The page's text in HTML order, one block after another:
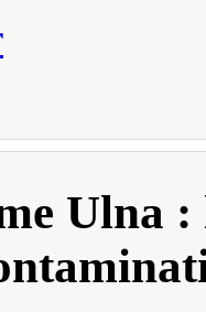
Ulna